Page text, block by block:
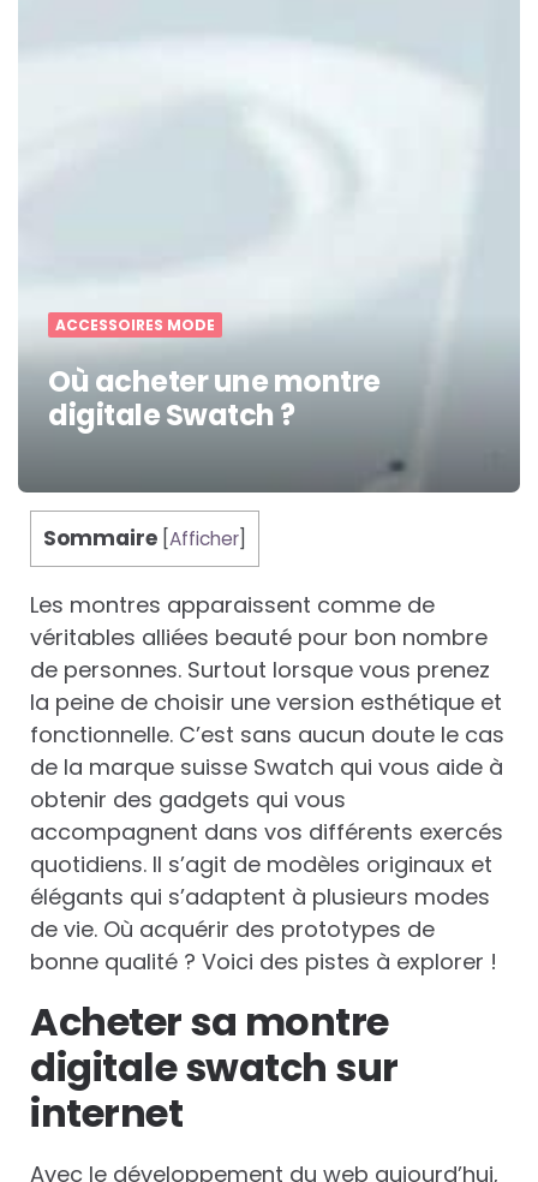
ACCESSOIRES MODE
Où acheter une montre
digitale Swatch ?
Sommaire [Afficher]
Les montres apparaissent comme de
véritables alliées beauté pour bon nombre
de personnes. Surtout lorsque vous prenez
la peine de choisir une version esthétique et
fonctionnelle. C’est sans aucun doute le cas
de la marque suisse Swatch qui vous aide à
obtenir des gadgets qui vous
accompagnent dans vos différents exercés
quotidiens. Il s’agit de modèles originaux et
élégants qui s’adaptent à plusieurs modes
de vie. Où acquérir des prototypes de
bonne qualité ? Voici des pistes à explorer !
Acheter sa montre
digitale swatch sur
internet
Avec le développement du web aujourd’hui,